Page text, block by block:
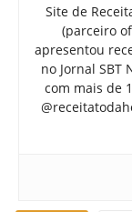
Site de
(parceiro
apresentou
no Jornal
com mais de